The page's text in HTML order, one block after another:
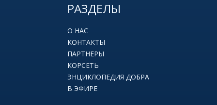
РАЗДЕЛЫ
О НАС
КОНТАКТЫ
ПАРТНЕРЫ
КОРСЕТЬ
ЭНЦИКЛОПЕДИЯ ДОБРА
В ЭФИРЕ